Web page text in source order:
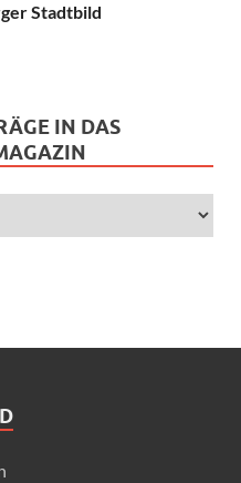
Stadtbild
IN DAS